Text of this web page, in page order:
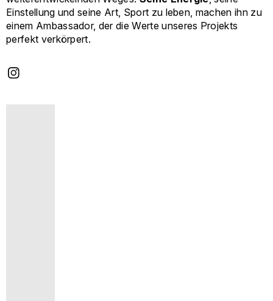
Einstellung und seine Art, Sport zu leben, machen ihn zu
einem Ambassador, der die Werte unseres Projekts
perfekt verkörpert.